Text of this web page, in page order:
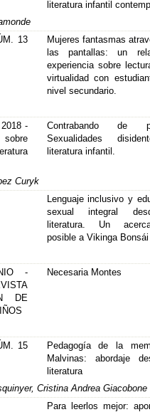
literatura infantil
13
Mujeres fantasmas
las pantallas: un
experiencia sobre
virtualidad con
nivel secundario.
-
Contrabando de
Sexualidades
literatura infantil.
Curyk
Lenguaje inclusivo y
sexual integral
literatura. Un
posible a Vikinga Bonsái
-
DE
Necesaria Montes
15
Pedagogía de la
Malvinas: abordaje
literatura
Cristina Andrea Giacobone
Para leerlos mejor: